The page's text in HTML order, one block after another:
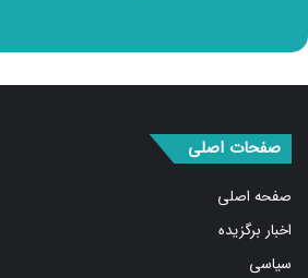
صفحه اصلی
اخبار برگزیده
سیاسی
بین الملل